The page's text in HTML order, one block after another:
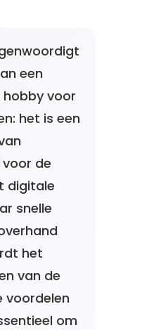
een
voor
het is een
de
digitale
snelle
het
van de
voordelen
om